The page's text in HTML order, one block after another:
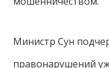
Министр Сун
правонарушений